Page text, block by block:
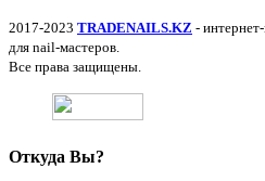
2017-2023 TRADENAILS.KZ -
для nail-мастеров.
Все права защищены.
Откуда Вы?